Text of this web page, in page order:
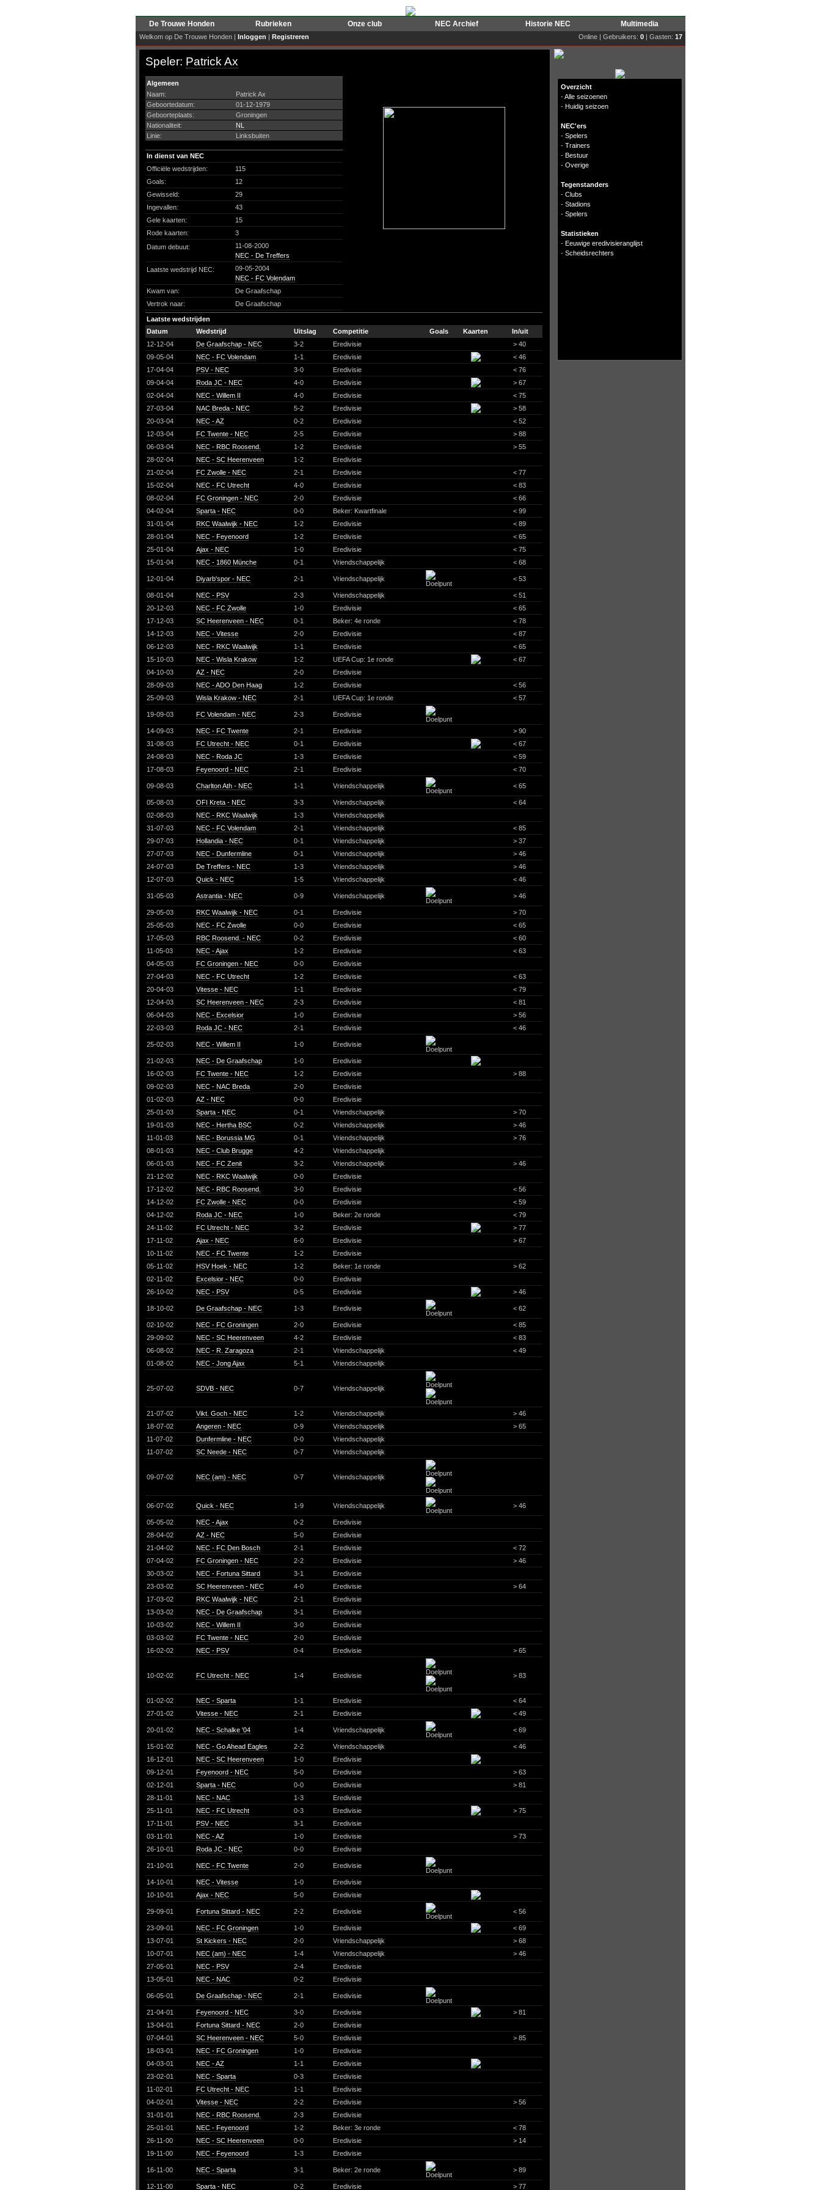
De Trouwe Honden Rubrieken Onze club NEC Archief Historie NEC Multimedia
Welkom op De Trouwe Honden | Inloggen | Registreren Online | Gebruikers: 0 | Gasten: 17
Speler: Patrick Ax
Algemeen
Naam:
Patrick Ax
Geboortedatum:
01-12-1979
Geboorteplaats:
Groningen
Nationaliteit:
NL
Linie:
Linksbuiten
In dienst van NEC
Officiële wedstrijden:
115
Goals:
12
Gewisseld:
29
Ingevallen:
43
Gele kaarten:
15
Rode kaarten:
3
Datum debuut:
11-08-2000
NEC - De Treffers
Laatste wedstrijd NEC:
09-05-2004
NEC - FC Volendam
Kwam van:
De Graafschap
Vertrok naar:
De Graafschap
Laatste wedstrijden
Datum
Wedstrijd Uitslag Competitie Goals Kaarten
In/uit
12-12-04
De Graafschap - NEC 3-2 Eredivisie
> 40
09-05-04
NEC - FC Volendam 1-1 Eredivisie
< 46
17-04-04
PSV - NEC 3-0 Eredivisie
< 76
09-04-04
Roda JC - NEC 4-0 Eredivisie
> 67
02-04-04
NEC - Willem II 4-0 Eredivisie
< 75
27-03-04
NAC Breda - NEC 5-2 Eredivisie
> 58
20-03-04
NEC - AZ 0-2 Eredivisie
< 52
12-03-04
FC Twente - NEC 2-5 Eredivisie
> 88
06-03-04
NEC - RBC Roosend. 1-2 Eredivisie
> 55
28-02-04
NEC - SC Heerenveen 1-2
Eredivisie
21-02-04
FC Zwolle - NEC 2-1 Eredivisie
< 77
15-02-04
NEC - FC Utrecht 4-0 Eredivisie
< 83
08-02-04
FC Groningen - NEC 2-0 Eredivisie
< 66
04-02-04
Sparta - NEC 0-0 Beker: Kwartfinale
< 99
31-01-04
RKC Waalwijk - NEC 1-2 Eredivisie
< 89
28-01-04
NEC - Feyenoord 1-2 Eredivisie
< 65
25-01-04
Ajax - NEC 1-0 Eredivisie
< 75
15-01-04
NEC - 1860 Münche 0-1 Vriendschappelijk < 68
12-01-04 Diyarb'spor - NEC 2-1 Vriendschappelijk < 53
08-01-04 NEC - PSV 2-3 Vriendschappelijk
< 51
20-12-03
NEC - FC Zwolle 1-0 Eredivisie
< 65
17-12-03
SC Heerenveen - NEC 0-1 Beker: 4e ronde
< 78
14-12-03
NEC - Vitesse 2-0 Eredivisie
< 87
06-12-03
NEC - RKC Waalwijk 1-1 Eredivisie
< 65
15-10-03
NEC - Wisla Krakow 1-2 UEFA Cup: 1e ronde
< 67
04-10-03
AZ - NEC 2-0
Eredivisie
28-09-03
NEC - ADO Den Haag 1-2 Eredivisie
< 56
25-09-03
Wisla Krakow - NEC 2-1 UEFA Cup: 1e ronde < 57
19-09-03 FC Volendam - NEC 2-3 Eredivisie
14-09-03 NEC - FC Twente 2-1 Eredivisie
> 90
31-08-03
FC Utrecht - NEC 0-1 Eredivisie
< 67
24-08-03
NEC - Roda JC 1-3 Eredivisie
< 59
17-08-03
Feyenoord - NEC 2-1 Eredivisie < 70
09-08-03 Charlton Ath - NEC 1-1 Vriendschappelijk < 65
05-08-03 OFI Kreta - NEC 3-3 Vriendschappelijk
< 64
02-08-03
NEC - RKC Waalwijk 1-3
Vriendschappelijk
31-07-03
NEC - FC Volendam 2-1 Vriendschappelijk
< 85
29-07-03
Hollandia - NEC 0-1 Vriendschappelijk
> 37
27-07-03
NEC - Dunfermline 0-1 Vriendschappelijk
> 46
24-07-03
De Treffers - NEC 1-3 Vriendschappelijk
> 46
12-07-03
Quick - NEC 1-5 Vriendschappelijk < 46
31-05-03 Astrantia - NEC 0-9 Vriendschappelijk > 46
29-05-03 RKC Waalwijk - NEC 0-1 Eredivisie
> 70
25-05-03
NEC - FC Zwolle 0-0 Eredivisie
< 65
17-05-03
RBC Roosend. - NEC 0-2 Eredivisie
< 60
11-05-03
NEC - Ajax 1-2 Eredivisie
< 63
04-05-03
FC Groningen - NEC 0-0
Eredivisie
27-04-03
NEC - FC Utrecht 1-2 Eredivisie
< 63
20-04-03
Vitesse - NEC 1-1 Eredivisie
< 79
12-04-03
SC Heerenveen - NEC 2-3 Eredivisie
< 81
06-04-03
NEC - Excelsior 1-0 Eredivisie
> 56
22-03-03
Roda JC - NEC 2-1 Eredivisie < 46
25-02-03 NEC - Willem II 1-0 Eredivisie
21-02-03 NEC - De Graafschap 1-0
Eredivisie
16-02-03
FC Twente - NEC 1-2 Eredivisie
> 88
09-02-03
NEC - NAC Breda 2-0
Eredivisie
01-02-03
AZ - NEC 0-0
Eredivisie
25-01-03
Sparta - NEC 0-1 Vriendschappelijk
> 70
19-01-03
NEC - Hertha BSC 0-2 Vriendschappelijk
> 46
11-01-03
NEC - Borussia MG 0-1 Vriendschappelijk
> 76
08-01-03
NEC - Club Brugge 4-2
Vriendschappelijk
06-01-03
NEC - FC Zenit 3-2 Vriendschappelijk
> 46
21-12-02
NEC - RKC Waalwijk 0-0
Eredivisie
17-12-02
NEC - RBC Roosend. 3-0 Eredivisie
< 56
14-12-02
FC Zwolle - NEC 0-0 Eredivisie
< 59
04-12-02
Roda JC - NEC 1-0 Beker: 2e ronde
< 79
24-11-02
FC Utrecht - NEC 3-2 Eredivisie
> 77
17-11-02
Ajax - NEC 6-0 Eredivisie
> 67
10-11-02
NEC - FC Twente 1-2
Eredivisie
05-11-02
HSV Hoek - NEC 1-2 Beker: 1e ronde
> 62
02-11-02
Excelsior - NEC 0-0
Eredivisie
26-10-02
NEC - PSV 0-5 Eredivisie > 46
18-10-02 De Graafschap - NEC 1-3 Eredivisie < 62
02-10-02 NEC - FC Groningen 2-0 Eredivisie
< 85
29-09-02
NEC - SC Heerenveen 4-2 Eredivisie
< 83
06-08-02
NEC - R. Zaragoza 2-1 Vriendschappelijk
< 49
01-08-02
NEC - Jong Ajax 5-1 Vriendschappelijk
25-07-02 SDVB - NEC 0-7 Vriendschappelijk
21-07-02 Vikt. Goch - NEC 1-2 Vriendschappelijk
> 46
18-07-02
Angeren - NEC 0-9 Vriendschappelijk
> 65
11-07-02
Dunfermline - NEC 0-0
Vriendschappelijk
11-07-02
SC Neede - NEC 0-7 Vriendschappelijk
09-07-02 NEC (am) - NEC 0-7 Vriendschappelijk
06-07-02 Quick - NEC 1-9 Vriendschappelijk > 46
05-05-02 NEC - Ajax 0-2
Eredivisie
28-04-02
AZ - NEC 5-0
Eredivisie
21-04-02
NEC - FC Den Bosch 2-1 Eredivisie
< 72
07-04-02
FC Groningen - NEC 2-2 Eredivisie
> 46
30-03-02
NEC - Fortuna Sittard 3-1
Eredivisie
23-03-02
SC Heerenveen - NEC 4-0 Eredivisie
> 64
17-03-02
RKC Waalwijk - NEC 2-1
Eredivisie
13-03-02
NEC - De Graafschap 3-1
Eredivisie
10-03-02
NEC - Willem II 3-0
Eredivisie
03-03-02
FC Twente - NEC 2-0
Eredivisie
16-02-02
NEC - PSV 0-4 Eredivisie > 65
10-02-02 FC Utrecht - NEC 1-4 Eredivisie > 83
01-02-02 NEC - Sparta 1-1 Eredivisie
< 64
27-01-02
Vitesse - NEC 2-1 Eredivisie < 49
20-01-02 NEC - Schalke '04 1-4 Vriendschappelijk < 69
15-01-02 NEC - Go Ahead Eagles 2-2 Vriendschappelijk
< 46
16-12-01
NEC - SC Heerenveen 1-0
Eredivisie
09-12-01
Feyenoord - NEC 5-0 Eredivisie
> 63
02-12-01
Sparta - NEC 0-0 Eredivisie
> 81
28-11-01
NEC - NAC 1-3
Eredivisie
25-11-01
NEC - FC Utrecht 0-3 Eredivisie
> 75
17-11-01
PSV - NEC 3-1
Eredivisie
03-11-01
NEC - AZ 1-0 Eredivisie
> 73
26-10-01
Roda JC - NEC 0-0 Eredivisie
21-10-01 NEC - FC Twente 2-0 Eredivisie
14-10-01 NEC - Vitesse 1-0
Eredivisie
10-10-01
Ajax - NEC 5-0 Eredivisie
29-09-01 Fortuna Sittard - NEC 2-2 Eredivisie < 56
23-09-01 NEC - FC Groningen 1-0 Eredivisie
< 69
13-07-01
St Kickers - NEC 2-0 Vriendschappelijk
> 68
10-07-01
NEC (am) - NEC 1-4 Vriendschappelijk
> 46
27-05-01
NEC - PSV 2-4
Eredivisie
13-05-01
NEC - NAC 0-2 Eredivisie
06-05-01 De Graafschap - NEC 2-1 Eredivisie
21-04-01 Feyenoord - NEC 3-0 Eredivisie
> 81
13-04-01
Fortuna Sittard - NEC 2-0
Eredivisie
07-04-01
SC Heerenveen - NEC 5-0 Eredivisie
> 85
18-03-01
NEC - FC Groningen 1-0
Eredivisie
04-03-01
NEC - AZ 1-1
Eredivisie
23-02-01
NEC - Sparta 0-3
Eredivisie
11-02-01
FC Utrecht - NEC 1-1
Eredivisie
04-02-01
Vitesse - NEC 2-2 Eredivisie
> 56
31-01-01
NEC - RBC Roosend. 2-3
Eredivisie
25-01-01
NEC - Feyenoord 1-2 Beker: 3e ronde
< 78
26-11-00
NEC - SC Heerenveen 0-0 Eredivisie
> 14
19-11-00
NEC - Feyenoord 1-3 Eredivisie
16-11-00 NEC - Sparta 3-1 Beker: 2e ronde > 89
12-11-00 Sparta - NEC 0-2 Eredivisie > 77
Overzicht
-Alle seizoenen
- Huidig seizoen
NEC'ers
- Spelers
- Trainers
- Bestuur
- Overige
Tegenstanders
- Clubs
- Stadions
- Spelers
Statistieken
- Eeuwige eredivisieranglijst
- Scheidsrechters